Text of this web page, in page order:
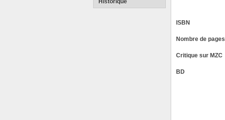
Historique
ISBN
Nombre de pages
Critique sur MZC
BD